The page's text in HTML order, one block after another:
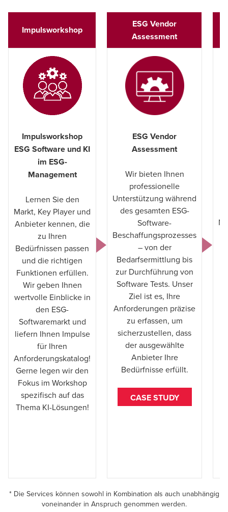
Anpassungsfähigkeit an Unternehmensgröße,
Reporting-Komplexität und Nutzerrollen.
Anwendungsbereiche wie z.B. CO₂-
Bilanzierung, Lieferkettenanalyse und
Nachhaltigkeitsreporting.
Datenqualität und Sicherheit:
Mechanismen zur
ESG-Daten.
Impulsworkshop
ESG Vendor
Assessment
Impulsworkshop
ESG Software und KI
im ESG-
Management
Lernen Sie den
Markt, Key Player und
Anbieter kennen, die
zu Ihren
Bedürfnissen passen
und die richtigen
Funktionen erfüllen.
Wir geben Ihnen
wertvolle Einblicke in
den ESG-
Softwaremarkt und
liefern Ihnen Impulse
für Ihren
Anforderungskatalog!
Gerne legen wir den
Fokus im Workshop
spezifisch auf das
Thema KI-Lösungen!
ESG Vendor
Assessment
Wir bieten Ihnen
professionelle
Unterstützung während
des gesamten ESG-
Software-
Beschaffungsprozesses
– von der
Bedarfsermittlung bis
zur Durchführung von
Software Tests. Unser
Ziel ist es, Ihre
Anforderungen präzise
zu erfassen, um
sicherzustellen, dass
der ausgewählte
Anbieter Ihre
Bedürfnisse erfüllt.
CASE STUDY
* Die Services können sowohl in Kombination als auch unabhängig
voneinander in Anspruch genommen werden.